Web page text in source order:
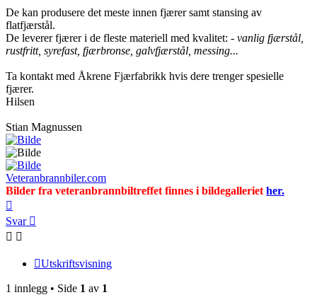
De kan produsere det meste innen fjærer samt stansing av
flatfjærstål.
De leverer fjærer i de fleste materiell med kvalitet: - vanlig fjærstål,
rustfritt, syrefast, fjærbronse, galvfjærstål, messing...
Ta kontakt med Åkrene Fjærfabrikk hvis dere trenger spesielle
fjærer.
Hilsen
Stian Magnussen
Veteranbrannbiler.com
Bilder fra veteranbrannbiltreffet finnes i bildegalleriet her.
Svar
Utskriftsvisning
1 innlegg • Side 1 av 1